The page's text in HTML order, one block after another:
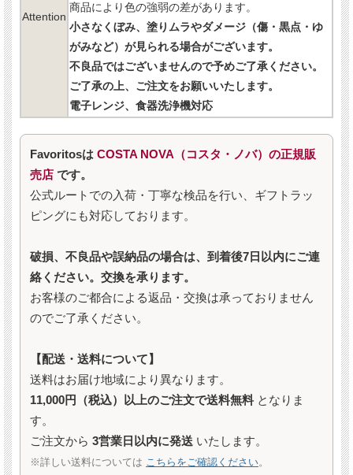
Attention
商品により色の強弱の差があります。
小さなくぼみ、塗りムラやダメージ（傷・黒点・ゆ
がみなど）が見られる場合がございます。
不良品ではございませんので予めご了承ください。
ご了承の上、ご注文をお願いいたします。
電子レンジ、食器洗浄機対応
Favoritosは COSTA NOVA（コスタ・ノバ）の正規販
売店 です。
公式ルートでの入荷・丁寧な検品を行い、ギフトラッ
ピングにも対応しております。
破損、不良品や誤納品の場合は、到着後7日以内にご連
絡ください。交換を承ります。
お客様のご都合による返品・交換は承っておりません
のでご了承ください。
【配送・送料について】
送料はお届け地域により異なります。
11,000円（税込）以上のご注文で送料無料 となりま
す。
ご注文から 3営業日以内に発送 いたします。
※詳しい送料については こちらをご確認ください。